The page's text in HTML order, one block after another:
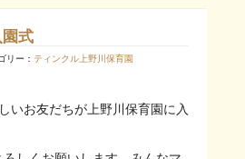
式
リー： ティンクル上野川保育園
いお友だちが上野川保育園に入